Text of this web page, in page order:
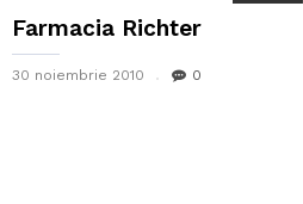
Farmacia Richter
30 noiembrie 2010 0